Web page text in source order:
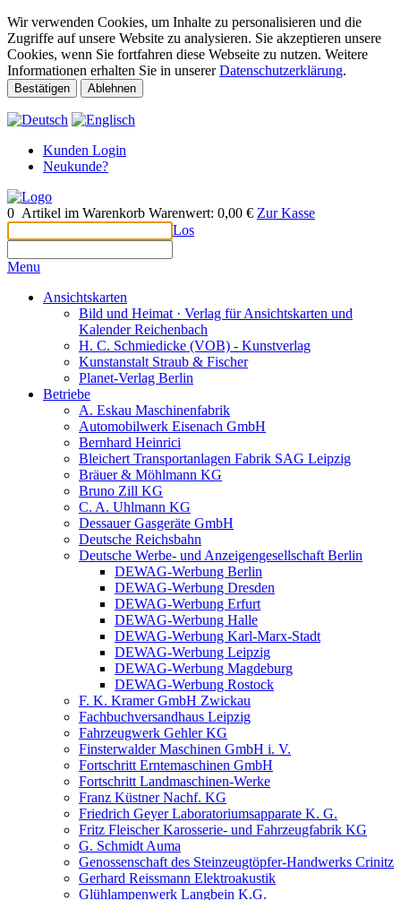
Wir verwenden Cookies, um Inhalte zu personalisieren und die
Zugriffe auf unsere Website zu analysieren. Sie akzeptieren unsere
Cookies, wenn Sie fortfahren diese Webseite zu nutzen. Weitere
Informationen erhalten Sie in unsererDatenschutzerklärung.
Bestätigen Ablehnen
Kunden Login
Neukunde?
0 Artikel im Warenkorb Warenwert: 0,00 € Zur Kasse
Los
Menu
Ansichtskarten
Bild und Heimat · Verlag für Ansichtskarten und
Kalender Reichenbach
H. C. Schmiedicke (VOB) - Kunstverlag
Kunstanstalt Straub & Fischer
Planet-Verlag Berlin
Betriebe
A. Eskau Maschinenfabrik
Automobilwerk Eisenach GmbH
Bernhard Heinrici
Bleichert Transportanlagen Fabrik SAG Leipzig
Bräuer & Möhlmann KG
Bruno Zill KG
C. A. Uhlmann KG
Dessauer Gasgeräte GmbH
Deutsche Reichsbahn
Deutsche Werbe- und Anzeigengesellschaft Berlin
DEWAG-Werbung Berlin
DEWAG-Werbung Dresden
DEWAG-Werbung Erfurt
DEWAG-Werbung Halle
DEWAG-Werbung Karl-Marx-Stadt
DEWAG-Werbung Leipzig
DEWAG-Werbung Magdeburg
DEWAG-Werbung Rostock
F. K. Kramer GmbH Zwickau
Fachbuchversandhaus Leipzig
Fahrzeugwerk Gehler KG
Finsterwalder Maschinen GmbH i. V.
Fortschritt Erntemaschinen GmbH
Fortschritt Landmaschinen-Werke
Franz Küstner Nachf. KG
Friedrich Geyer Laboratoriumsapparate K. G.
Fritz Fleischer Karosserie- und Fahrzeugfabrik KG
G. Schmidt Auma
Genossenschaft des Steinzeugtöpfer-Handwerks Crinitz
Gerhard Reissmann Elektroakustik
Glühlampenwerk Langbein K.G.